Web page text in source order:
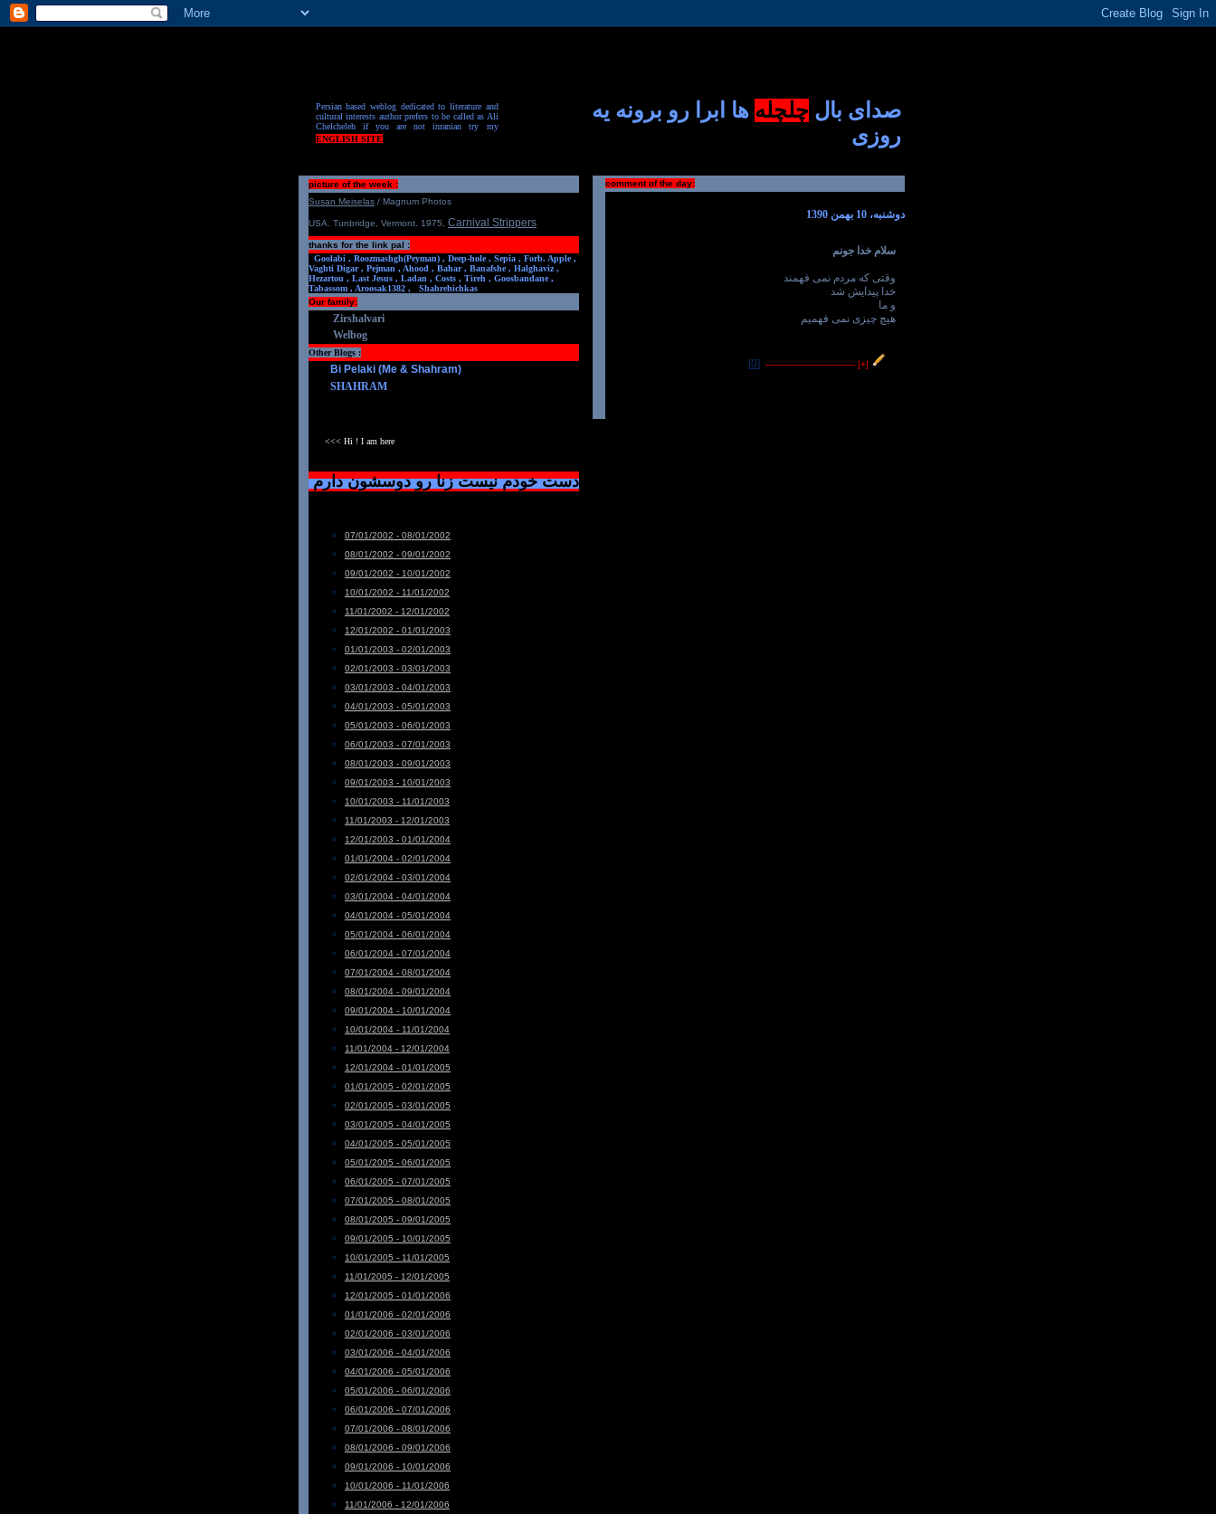
Persian based weblog dedicated to literature and
cultural interests author prefers to be called as Ali
Chelcheleh if you are not inranian try my
ENGLISH SITE
صدای بال چلچله ها ابرا رو برونه یه
روزی
comment of the day:
دوشنبه، 10 بهمن 1390
سلام خدا جونم
وقتی که مردم نمی فهمند
خدا پیدایش شد
و ما
هیچ چیزی نمی فهمیم
[+]
---------------------------------
[0]
picture of the week :
Susan Meiselas / Magnum Photos
USA. Tunbridge, Vermont. 1975 Carnival Strippers
thanks for the link pal :
Goolabi , Roozmashgh(Peyman) , Deep-hole , Sepia , Forb. Apple ,
Vaghti Digar , Pejman , Ahood , Bahar , Banafshe , Halghaviz ,
Hezartou , Last Jesus , Ladan , Costs , Tireh , Goosbandane ,
Tabassom , Aroosak1382 ,
Shahrehichkas
Our family:
Zirshalvari
Welbog
Other Blogs :
Bi Pelaki (Me & Shahram)
SHAHRAM
<<< Hi ! I am here
دست خودم نیست زنا رو دوسشون دارم
07/01/2002 - 08/01/2002
08/01/2002 - 09/01/2002
09/01/2002 - 10/01/2002
10/01/2002 - 11/01/2002
11/01/2002 - 12/01/2002
12/01/2002 - 01/01/2003
01/01/2003 - 02/01/2003
02/01/2003 - 03/01/2003
03/01/2003 - 04/01/2003
04/01/2003 - 05/01/2003
05/01/2003 - 06/01/2003
06/01/2003 - 07/01/2003
08/01/2003 - 09/01/2003
09/01/2003 - 10/01/2003
10/01/2003 - 11/01/2003
11/01/2003 - 12/01/2003
12/01/2003 - 01/01/2004
01/01/2004 - 02/01/2004
02/01/2004 - 03/01/2004
03/01/2004 - 04/01/2004
04/01/2004 - 05/01/2004
05/01/2004 - 06/01/2004
06/01/2004 - 07/01/2004
07/01/2004 - 08/01/2004
08/01/2004 - 09/01/2004
09/01/2004 - 10/01/2004
10/01/2004 - 11/01/2004
11/01/2004 - 12/01/2004
12/01/2004 - 01/01/2005
01/01/2005 - 02/01/2005
02/01/2005 - 03/01/2005
03/01/2005 - 04/01/2005
04/01/2005 - 05/01/2005
05/01/2005 - 06/01/2005
06/01/2005 - 07/01/2005
07/01/2005 - 08/01/2005
08/01/2005 - 09/01/2005
09/01/2005 - 10/01/2005
10/01/2005 - 11/01/2005
11/01/2005 - 12/01/2005
12/01/2005 - 01/01/2006
01/01/2006 - 02/01/2006
02/01/2006 - 03/01/2006
03/01/2006 - 04/01/2006
04/01/2006 - 05/01/2006
05/01/2006 - 06/01/2006
06/01/2006 - 07/01/2006
07/01/2006 - 08/01/2006
08/01/2006 - 09/01/2006
09/01/2006 - 10/01/2006
10/01/2006 - 11/01/2006
11/01/2006 - 12/01/2006